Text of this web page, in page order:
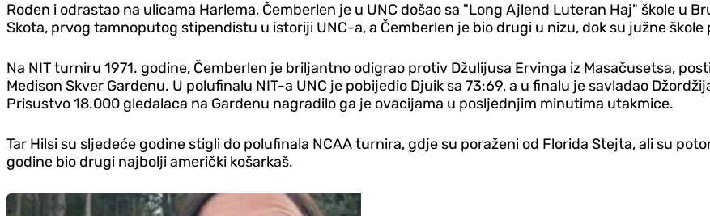
Rođen i odrastao na ulicama Harlema, Čemberlen je u UNC došao sa "Long Ajlend Luteran Haj" škole u
Skota, prvog tamnoputog stipendistu u istoriji UNC-a, a Čemberlen je bio drugi u nizu, dok su južne
Na NIT turniru 1971. godine, Čemberlen je briljantno odigrao protiv Džulijusa Ervinga iz Masačusetsa,
Medison Skver Gardenu. U polufinalu NIT-a UNC je pobijedio Djuik sa 73:69, a u finalu je savladao
Prisustvo 18.000 gledalaca na Gardenu nagradilo ga je ovacijama u posljednjim minutima utakmice.
Tar Hilsi su sljedeće godine stigli do polufinala NCAA turnira, gdje su poraženi od Florida Stejta, ali su
godine bio drugi najbolji američki košarkaš.